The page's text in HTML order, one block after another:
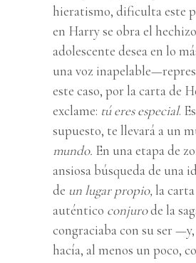
hieratismo, dificulta este
en Harry se obra el
adolescente desea en lo
una voz
este caso, por la carta de
exclame: tú eres especial.
supuesto, te llevará a un
mundo. En una etapa de
ansiosa búsqueda de una
de un lugar propio, la
auténtico conjurode la
congraciaba con su ser
hacía, al menos un poco,